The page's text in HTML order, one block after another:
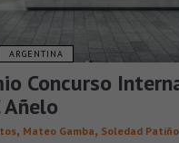
ARGENTINA
Concurso
Añelo
, Mateo Gamba, Soledad Patiño